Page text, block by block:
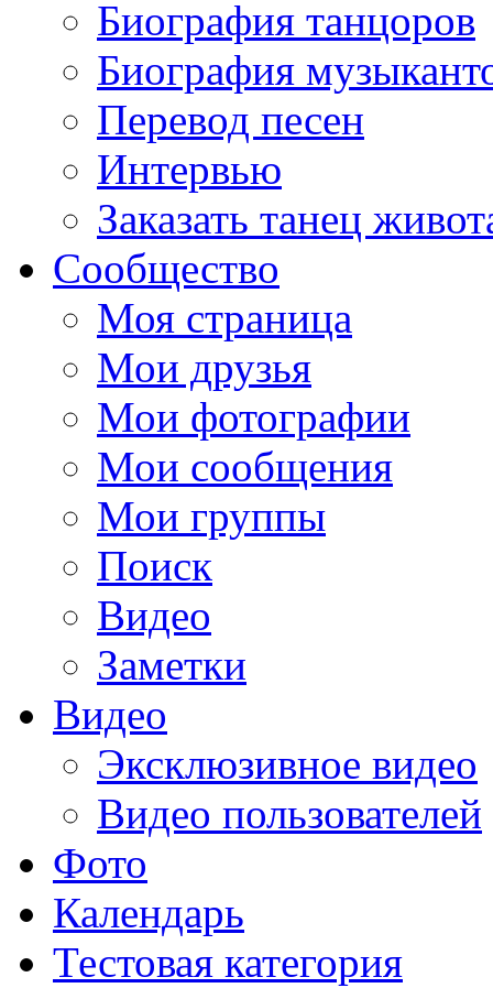
Биография танцоров
Биография
Перевод песен
Интервью
Заказать танец
Сообщество
Моя страница
Мои друзья
Мои фотографии
Мои сообщения
Мои группы
Поиск
Видео
Заметки
Видео
Эксклюзивное видео
Видео пользователей
Фото
Календарь
Тестовая категория